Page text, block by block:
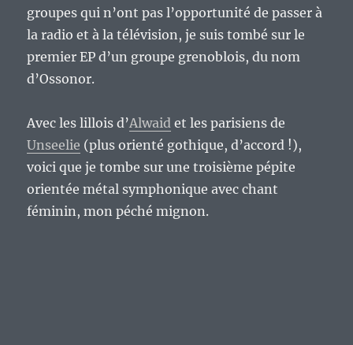
groupes qui n’ont pas l’opportunité de passer à
la radio et à la télévision, je suis tombé sur le
premier EP d’un groupe grenoblois, du nom
d’Ossonor.
Avec les lillois d’Alwaid et les parisiens de
Unseelie (plus orienté gothique, d’accord !),
voici que je tombe sur une troisième pépite
orientée métal symphonique avec chant
féminin, mon péché mignon.